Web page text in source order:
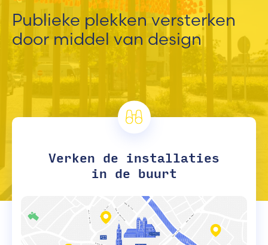
Publieke plekken versterken
door middel van design
Verken de installaties
in de buurt